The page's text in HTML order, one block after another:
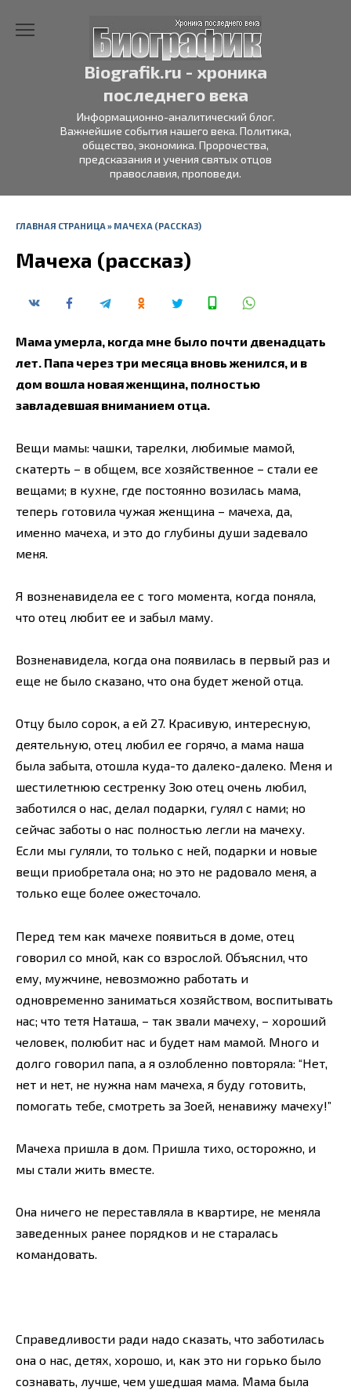
Biografik.ru - хроника
последнего века
Информационно-аналитический блог.
Важнейшие события нашего века. Политика,
общество, экономика. Пророчества,
предсказания и учения святых отцов
православия, проповеди.
ГЛАВНАЯ СТРАНИЦА» МАЧЕХА (РАССКАЗ)
Мачеха (рассказ)
Мама умерла, когда мне было почти двенадцать
лет. Папа через три месяца вновь женился, и в
дом вошла новая женщина, полностью
завладевшая вниманием отца.
Вещи мамы: чашки, тарелки, любимые мамой,
скатерть – в общем, все хозяйственное – стали ее
вещами; в кухне, где постоянно возилась мама,
теперь готовила чужая женщина – мачеха, да,
именно мачеха, и это до глубины души задевало
меня.
Я возненавидела ее с того момента, когда поняла,
что отец любит ее и забыл маму.
Возненавидела, когда она появилась в первый раз и
еще не было сказано, что она будет женой отца.
Отцу было сорок, а ей 27. Красивую, интересную,
деятельную, отец любил ее горячо, а мама наша
была забыта, отошла куда-то далеко-далеко. Меня и
шестилетнюю сестренку Зою отец очень любил,
заботился о нас, делал подарки, гулял с нами; но
сейчас заботы о нас полностью легли на мачеху.
Если мы гуляли, то только с ней, подарки и новые
вещи приобретала она; но это не радовало меня, а
только еще более ожесточало.
Перед тем как мачехе появиться в доме, отец
говорил со мной, как со взрослой. Объяснил, что
ему, мужчине, невозможно работать и
одновременно заниматься хозяйством, воспитывать
нас; что тетя Наташа, – так звали мачеху, – хороший
человек, полюбит нас и будет нам мамой. Много и
долго говорил папа, а я озлобленно повторяла: “Нет,
нет и нет, не нужна нам мачеха, я буду готовить,
помогать тебе, смотреть за Зоей, ненавижу мачеху!”
Мачеха пришла в дом. Пришла тихо, осторожно, и
мы стали жить вместе.
Она ничего не переставляла в квартире, не меняла
заведенных ранее порядков и не старалась
командовать.
Справедливости ради надо сказать, что заботилась
она о нас, детях, хорошо, и, как это ни горько было
сознавать, лучше, чем ушедшая мама. Мама была